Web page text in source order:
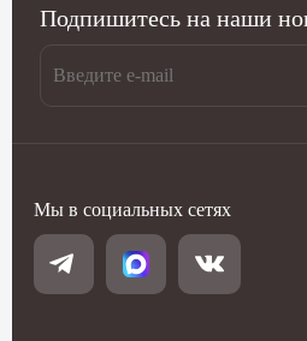
Подпишитесь на наши
Мы в социальных сетях